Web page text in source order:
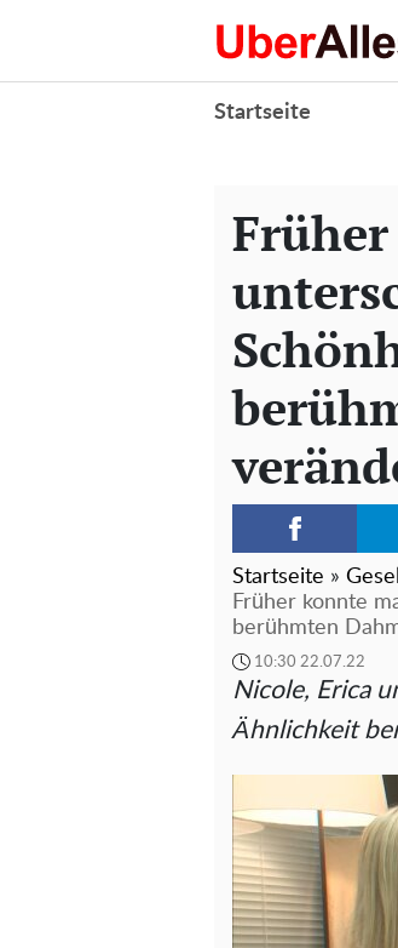
Startseite
Startseite »
Früher konnte
berühmten
10:30 22.07.22
Nicole, Erica
Ähnlichkeit